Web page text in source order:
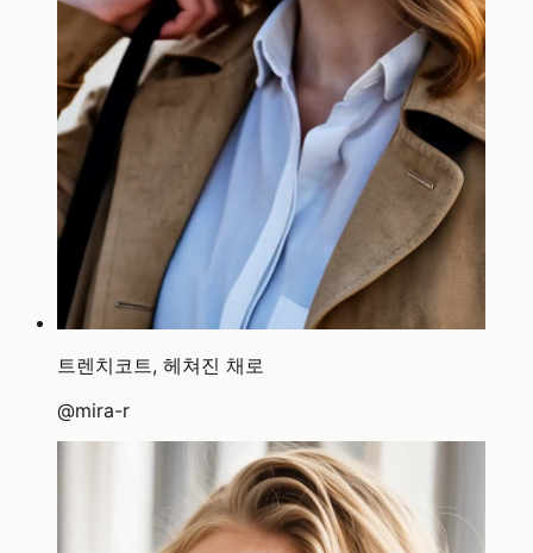
트렌치코트, 헤쳐진 채로
@mira-r